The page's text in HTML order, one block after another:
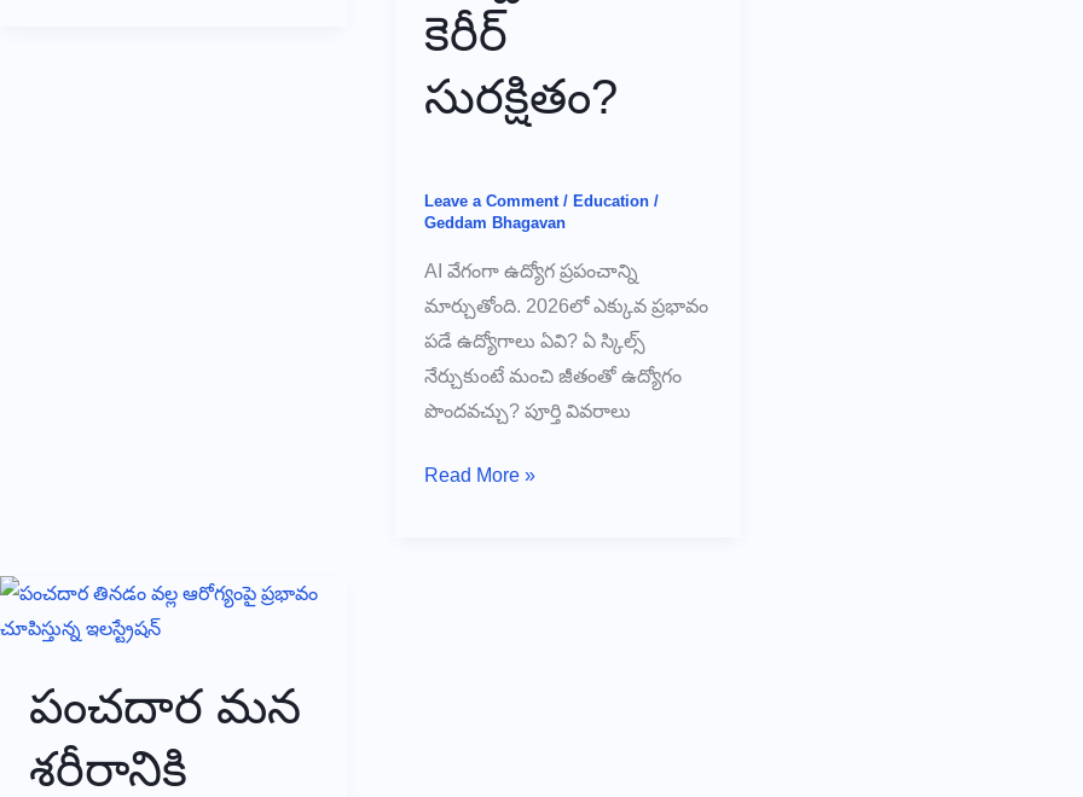
కెరీర్
సురక్షితం?
Leave a Comment / Education/
Geddam Bhagavan
AI వేగంగా ఉద్యోగ ప్రపంచాన్ని
మార్చుతోంది. 2026లో ఎక్కువ ప్రభావం
పడే ఉద్యోగాలు ఏవి? ఏ స్కిల్స్
నేర్చుకుంటే మంచి జీతంతో ఉద్యోగం
పొందవచ్చు? పూర్తి వివరాలు
2026లో
Read More »
పంచదార మన
శరీరానికి